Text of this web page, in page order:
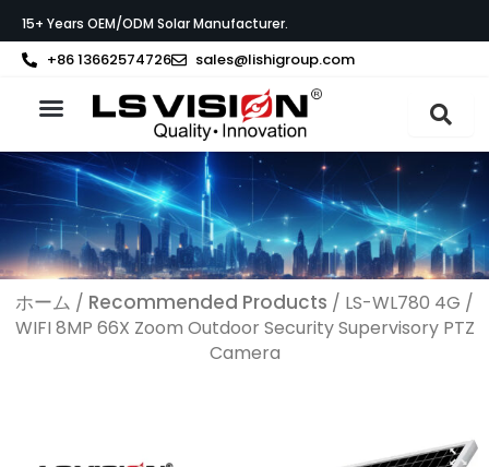
容
プ
15+ Years OEM/ODM Solar Manufacturer.
+86 13662574726 sales@lishigroup.com
ホーム / Recommended Products / LS-WL780 4G /
WIFI 8MP 66X Zoom Outdoor Security Supervisory PTZ
Camera